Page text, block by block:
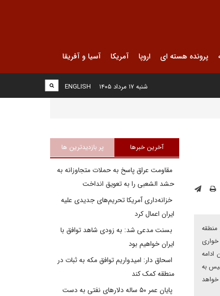
پرونده هسته ای اروپا آمریکا آسیا و آفریقا
ENGLISH شنبه ۱۷ مرداد ۱۴۰۵
به
آخرین خبرها پر بازدیدترین ها
مقاومت عراق پاسخ به حملات متجاوزانه به
حشد الشعبی را به تعویق انداخت
خزانه‌داری آمریکا تحریم‌های جدیدی علیه
ایران اعمال کرد
بسنت مدعی شد: به زودی شاهد توافق با
ایران خواهیم بود
اسحاق دار: امیدواریم توافق مکه به ثبات در
منطقه کمک کند
پایان عمر ۵۰ ساله دلارهای نفتی به دست